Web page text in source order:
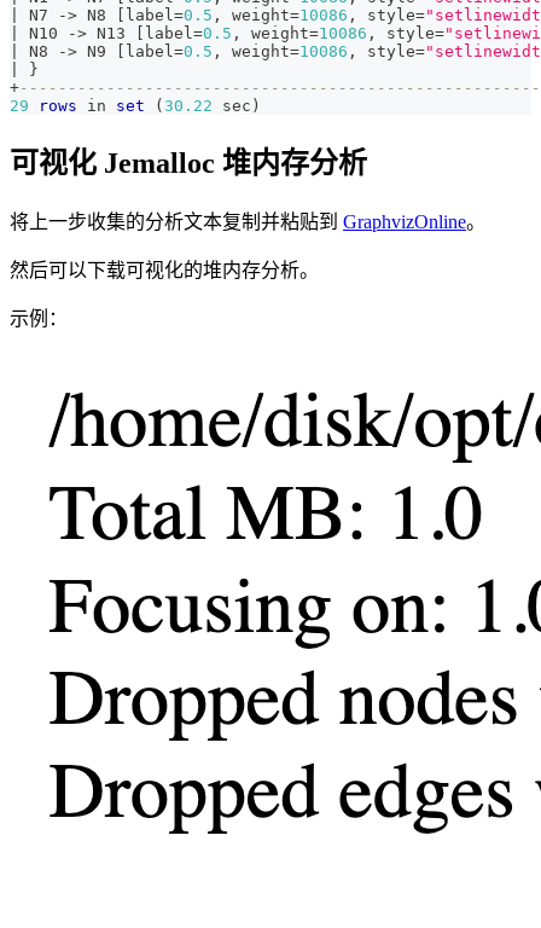
N7 -> N8 label=0.5 , weight=10086 , style=
N10 -> N13 label=0.5 , weight=10086 , style=
N8 -> N9 label=0.5 , weight=10086 , style=
+
29
rows in set ( 30.22 sec )
可视化 Jemalloc 堆内存分析
将上一步收集的分析文本复制并粘贴到 GraphvizOnline。
然后可以下载可视化的堆内存分析。
示例：